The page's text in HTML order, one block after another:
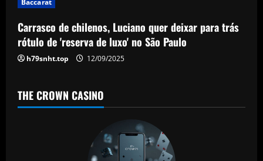
o
n
Carrasco de chilenos, Luciano quer deixar para trás
rótulo de 'reserva de luxo' no São Paulo
h79snht.top 12/09/2025
THE CROWN CASINO